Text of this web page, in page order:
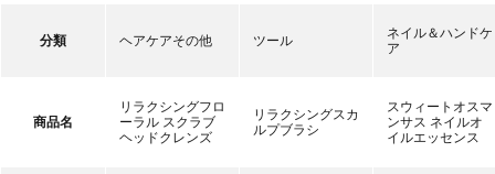
分類 ヘアケアその他 ツール
ネイル＆ハンドケ
ア
商品名
リラクシングフロ
ーラル スクラブ
ヘッドクレンズ
リラクシングスカ
ルプブラシ
スウィートオスマ
ンサス ネイルオ
イルエッセンス